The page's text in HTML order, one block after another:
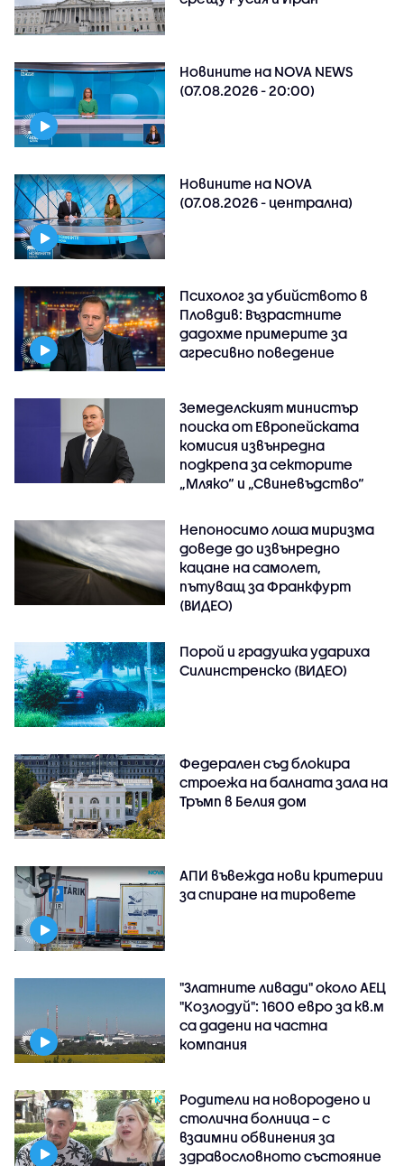
Новините на NOVA NEWS
(07.08.2026 - 20:00)
Новините на NOVA
(07.08.2026 - централна)
Психолог за убийството в
Пловдив: Възрастните
дадохме примерите за
агресивно поведение
Земеделският министър
поиска от Европейската
комисия извънредна
подкрепа за секторите
„Мляко“ и „Свиневъдство“
Непоносимо лоша миризма
доведе до извънредно
кацане на самолет,
пътуващ за Франкфурт
(ВИДЕО)
Порой и градушка удариха
Силинстренско (ВИДЕО)
Федерален съд блокира
строежа на балната зала на
Тръмп в Белия дом
АПИ въвежда нови критерии
за спиране на тировете
"Златните ливади" около АЕЦ
"Козлодуй": 1600 евро за кв.м
са дадени на частна
компания
Родители на новородено и
столична болница – с
взаимни обвинения за
здравословното състояние